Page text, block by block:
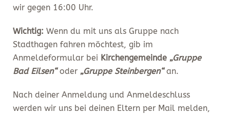
wir gegen 16:00 Uhr.
Wichtig: Wenn du mit uns als Gruppe nach
Stadthagen fahren möchtest, gib im
Anmeldeformular bei Kirchengemeinde „Gruppe
Bad Eilsen“oder „Gruppe Steinbergen“an.
Nach deiner Anmeldung und Anmeldeschluss
werden wir uns bei deinen Eltern per Mail melden,